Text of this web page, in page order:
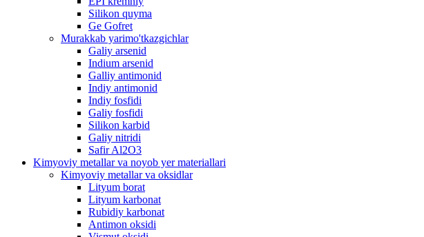
Silikon quyma
Ge Gofret
Murakkab yarimo'tkazgichlar
Galiy arsenid
Indium arsenid
Galliy antimonid
Indiy antimonid
Indiy fosfidi
Galiy fosfidi
Silikon karbid
Galiy nitridi
Safir Al2O3
Kimyoviy metallar va noyob yer materiallari
Kimyoviy metallar va oksidlar
Lityum borat
Lityum karbonat
Rubidiy karbonat
Antimon oksidi